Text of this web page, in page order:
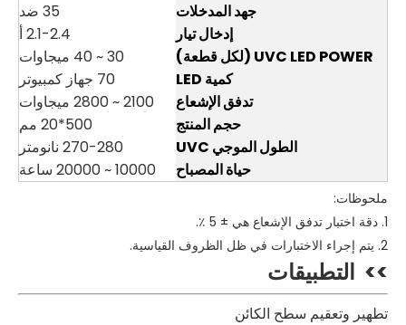
جهد المدخلات
35 ضد
إدخال تيار
2.1-2.4 أ
UVC LED POWER (لكل قطعة)
30 ~ 40 ميجاوات
كمية LED
70 جهاز كمبيوتر
تدفق الإشعاع
2100 ~ 2800 ميجاوات
حجم المنتج
500*20 مم
الطول الموجي UVC
270-280 نانومتر
حياة المصباح
10000 ~ 20000 ساعة
ملحوظات:
1. دقة اختبار تدفق الإشعاع هي ± 5 ٪.
2. يتم إجراء الاختبارات في ظل الظروف القياسية.
>> التطبيقات
تطهير وتعقيم سطح الكائن